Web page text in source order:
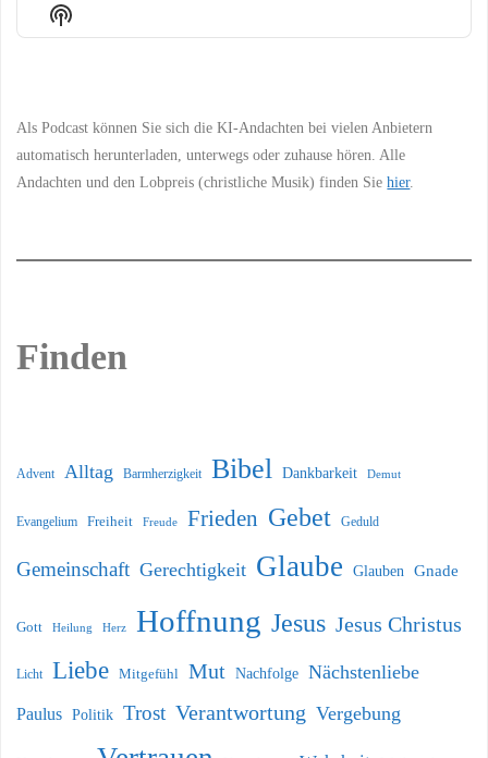
Show
Podcast
Als Podcast können Sie sich die KI-Andachten bei vielen Anbietern
automatisch herunterladen, unterwegs oder zuhause hören. Alle
Andachten und den Lobpreis (christliche Musik) finden Siehier.
Finden
Advent Alltag Barmherzigkeit Bibel Dankbarkeit Demut
Evangelium Freiheit Freude Frieden Gebet Geduld
Gemeinschaft Gerechtigkeit Glaube Glauben Gnade
Gott Heilung Herz Hoffnung Jesus Jesus Christus
Licht Liebe Mitgefühl Mut Nachfolge Nächstenliebe
Paulus Politik Trost Verantwortung Vergebung